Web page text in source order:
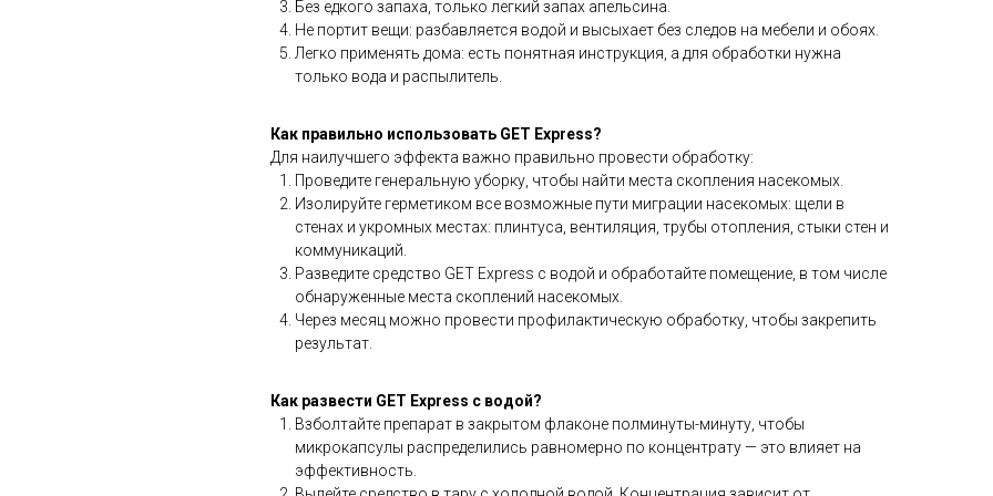
Без едкого запаха, только легкий запах апельсина.
Не портит вещи: разбавляется водой и высыхает без следов на мебели и обоях.
Легко применять дома: есть понятная инструкция, а для обработки нужна
только вода и распылитель.
Как правильно использовать GET Express?
Для наилучшего эффекта важно правильно провести обработку:
Проведите генеральную уборку, чтобы найти места скопления насекомых.
Изолируйте герметиком все возможные пути миграции насекомых: щели в
стенах и укромных местах: плинтуса, вентиляция, трубы отопления, стыки стен и
коммуникаций.
Разведите средство GET Express с водой и обработайте помещение, в том числе
обнаруженные места скоплений насекомых.
Через месяц можно провести профилактическую обработку, чтобы закрепить
результат.
Как развести GET Express с водой?
Взболтайте препарат в закрытом флаконе полминуты-минуту, чтобы
микрокапсулы распределились равномерно по концентрату — это влияет на
эффективность.